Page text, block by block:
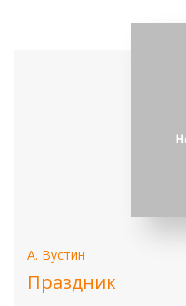
А. Вустин
Праздник